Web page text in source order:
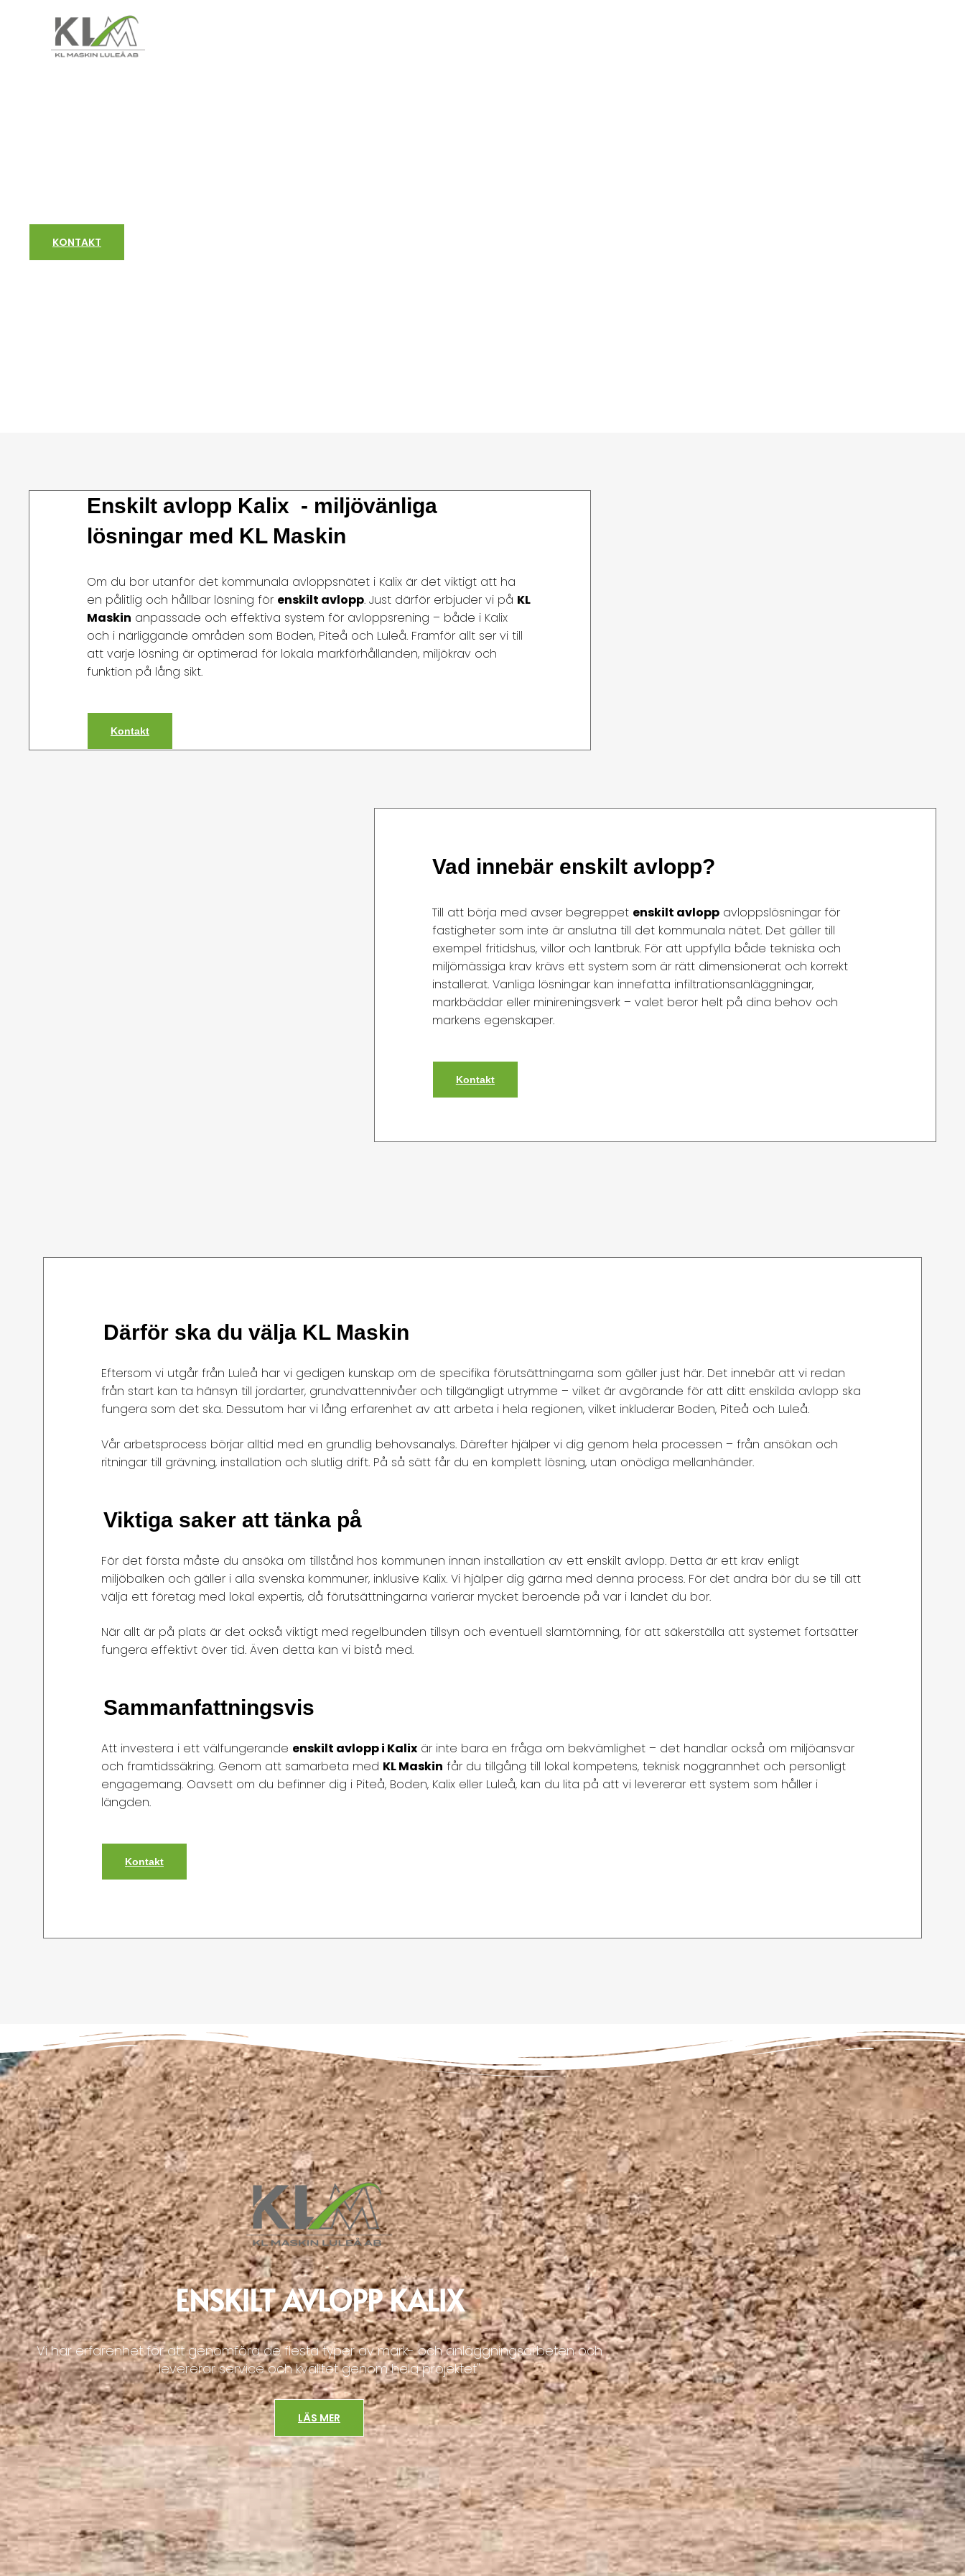
KONTAKT
Enskilt avlopp Kalix - miljövänliga
lösningar med KL Maskin
Om du bor utanför det kommunala avloppsnätet i Kalix är det viktigt att ha
en pålitlig och hållbar lösning för enskilt avlopp. Just därför erbjuder vi på KL
Maskin anpassade och effektiva system för avloppsrening – både i Kalix
och i närliggande områden som Boden, Piteå och Luleå. Framför allt ser vi till
att varje lösning är optimerad för lokala markförhållanden, miljökrav och
funktion på lång sikt.
Kontakt
Vad innebär enskilt avlopp?
Till att börja med avser begreppet enskilt avloppavloppslösningar för
fastigheter som inte är anslutna till det kommunala nätet. Det gäller till
exempel fritidshus, villor och lantbruk. För att uppfylla både tekniska och
miljömässiga krav krävs ett system som är rätt dimensionerat och korrekt
installerat. Vanliga lösningar kan innefatta infiltrationsanläggningar,
markbäddar eller minireningsverk – valet beror helt på dina behov och
markens egenskaper.
Kontakt
Därför ska du välja KL Maskin
Eftersom vi utgår från Luleå har vi gedigen kunskap om de specifika förutsättningarna som gäller just här. Det innebär att vi redan
från start kan ta hänsyn till jordarter, grundvattennivåer och tillgängligt utrymme – vilket är avgörande för att ditt enskilda avlopp ska
fungera som det ska. Dessutom har vi lång erfarenhet av att arbeta i hela regionen, vilket inkluderar Boden, Piteå och Luleå.
Vår arbetsprocess börjar alltid med en grundlig behovsanalys. Därefter hjälper vi dig genom hela processen – från ansökan och
ritningar till grävning, installation och slutlig drift. På så sätt får du en komplett lösning, utan onödiga mellanhänder.
Viktiga saker att tänka på
För det första måste du ansöka om tillstånd hos kommunen innan installation av ett enskilt avlopp. Detta är ett krav enligt
miljöbalken och gäller i alla svenska kommuner, inklusive Kalix. Vi hjälper dig gärna med denna process. För det andra bör du se till att
välja ett företag med lokal expertis, då förutsättningarna varierar mycket beroende på var i landet du bor.
När allt är på plats är det också viktigt med regelbunden tillsyn och eventuell slamtömning, för att säkerställa att systemet fortsätter
fungera effektivt över tid. Även detta kan vi bistå med.
Sammanfattningsvis
Att investera i ett välfungerande enskilt avlopp i Kalix är inte bara en fråga om bekvämlighet – det handlar också om miljöansvar
och framtidssäkring. Genom att samarbeta med KL Maskin får du tillgång till lokal kompetens, teknisk noggrannhet och personligt
engagemang. Oavsett om du befinner dig i Piteå, Boden, Kalix eller Luleå, kan du lita på att vi levererar ett system som håller i
längden.
Kontakt
ENSKILT AVLOPP KALIX
Vi har erfarenhet för att genomföra de flesta typer av mark- och anläggningsarbeten och
levererar service och kvalitet genom hela projektet"
LÄS MER